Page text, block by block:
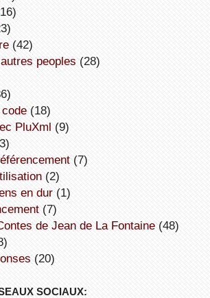
(42)
autres peoples (28)
(18)
PluXml (9)
(7)
(2)
en dur(1)
(7)
de Jean de La Fontaine(48)
(20)
SOCIAUX: